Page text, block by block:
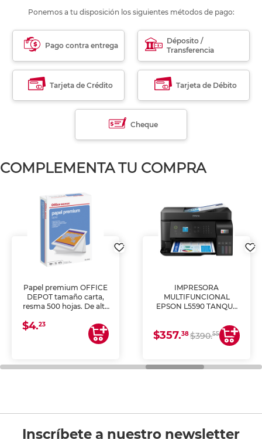
Ponemos a tu disposición los siguientes métodos de pago:
Pago contra entrega
Déposito /
Transferencia
Tarjeta de Crédito Tarjeta de Débito
Cheque
COMPLEMENTA TU COMPRA
Papel premium OFFICE
DEPOT tamaño carta,
resma 500 hojas. De alta
uniforme, ideal para
impresoras de inyección
de tinta y láser,
general de oficina.
$4.23
IMPRESORA
MULTIFUNCIONAL
EPSON L5590 TANQUE
COPIA Y ESCANEA)
$357.38$390.55
Inscríbete a nuestro newsletter